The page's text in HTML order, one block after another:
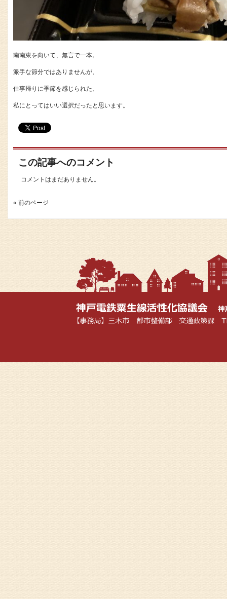
南南東を向いて、無言で一本。
派手な節分ではありませんが、
仕事帰りに季節を感じられた、
私にとってはいい選択だったと思います。
この記事へのコメント
コメントはまだありません。
« 前のページ